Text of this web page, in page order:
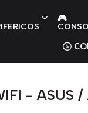
🎮
- ASUS /